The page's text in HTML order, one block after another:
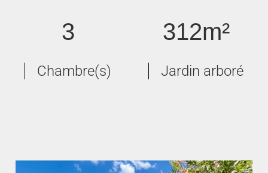
3
Chambre(s)
312m²
Jardin arboré